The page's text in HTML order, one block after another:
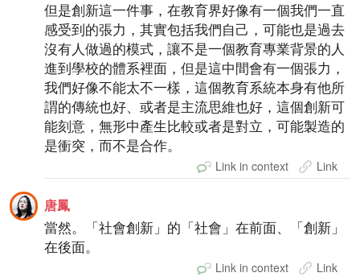
但是創新這一件事，在教育界好像有一個我們一直
感受到的張力，其實包括我們自己，可能也是過去
沒有人做過的模式，讓不是一個教育專業背景的人
進到學校的體系裡面，但是這中間會有一個張力，
我們好像不能太不一樣，這個教育系統本身有他所
謂的傳統也好、或者是主流思維也好，這個創新可
能刻意，無形中產生比較或者是對立，可能製造的
是衝突，而不是合作。
Link in context Link
唐鳳
當然。「社會創新」的「社會」在前面、「創新」
在後面。
Link in context Link